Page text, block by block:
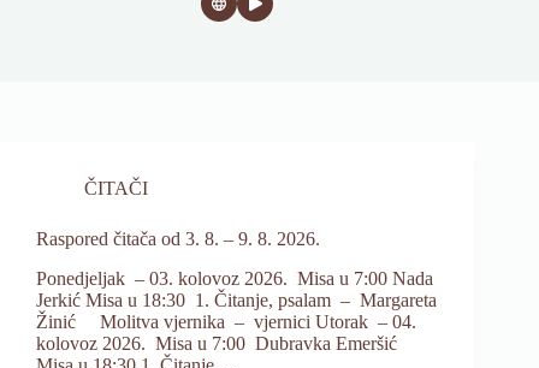
ČITAČI
Raspored čitača od 3. 8. – 9. 8. 2026.
Ponedjeljak – 03. kolovoz 2026. Misa u 7:00 Nada
Jerkić Misa u 18:30 1. Čitanje, psalam – Margareta
Žinić Molitva vjernika – vjernici Utorak – 04.
kolovoz 2026. Misa u 7:00 Dubravka Emeršić